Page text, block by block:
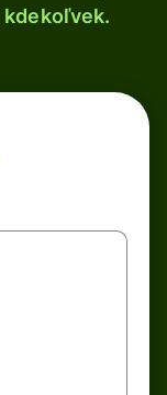
kdekoľvek.